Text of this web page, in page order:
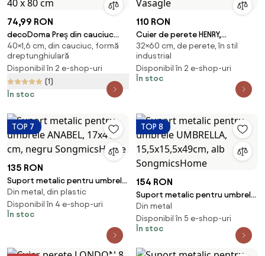
74,99 RON
decoDoma Preş din cauciuc
Compos Doormat 40 x 80 cm
40×1,6 cm, din cauciuc, formă
dreptunghiulară
Disponibil în 2 e-shop-uri
(1)
În stoc
110 RON
Cuier de perete HENRY,
60x30x32cm, negru/maro
Vasagle
32×60 cm, de perete, în stil
industrial
Disponibil în 2 e-shop-uri
În stoc
TOP 7
135 RON
Suport metalic pentru umbrele
ANABEL, 17x41 cm, negru
SongmicsHome
Din metal, din plastic
Disponibil în 4 e-shop-uri
În stoc
TOP 8
154 RON
Suport metalic pentru umbrele
UMBRELLA, 15,5x15,5x49cm, alb
SongmicsHome
Din metal
Disponibil în 5 e-shop-uri
În stoc